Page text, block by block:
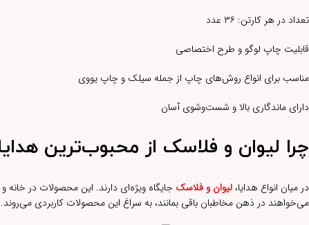
تعداد در هر کارتن: ۳۶ عدد
قابلیت چاپ لوگو و طرح اختصاصی
مناسب برای انواع روش‌های چاپ از جمله سیلک و چاپ یووی
دارای ماندگاری بالا و شست‌وشوی آسان
چرا لیوان و فلاسک از محبوب‌ترین
در میان انواع هدایا، لیوان و فلاسک جایگاه ویژه‌ای دارند. این محصولات در
می‌خواهند در ذهن مخاطبان باقی بمانند، به سراغ این محصولات کاربردی می‌روند. مدل 4451 با رنگ خاص و کیفیت بالا، یک انتخاب حرفه‌ای و